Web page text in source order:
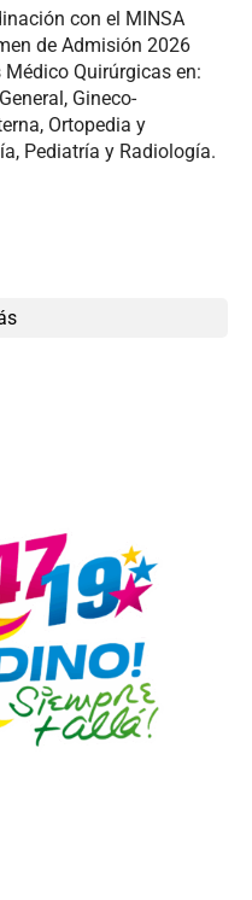
con el MINSA
de Admisión 2026
Quirúrgicas en:
Gineco-
Ortopedia y
Pediatría y Radiología.